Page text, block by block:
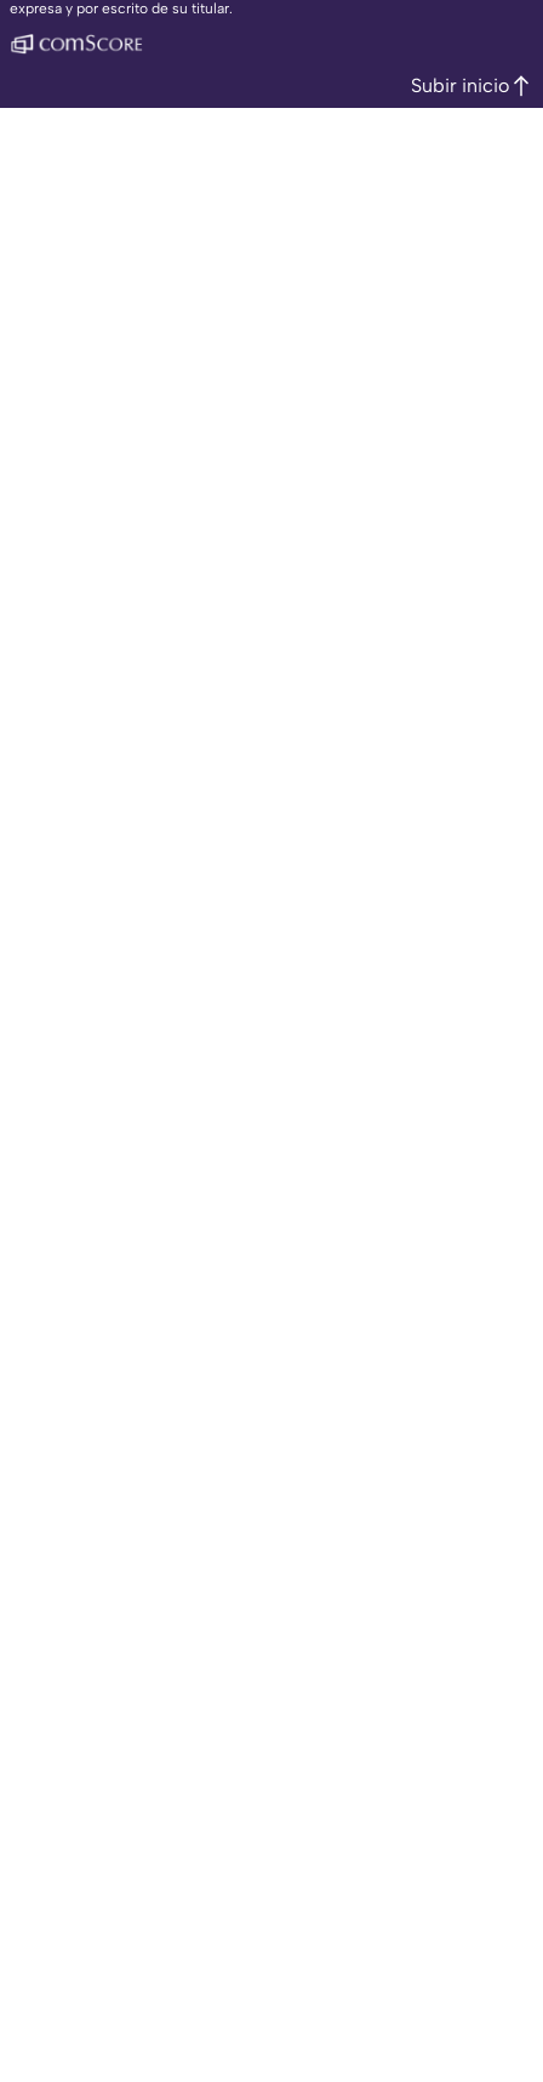
expresa y por escrito de su titular.
Subir inicio